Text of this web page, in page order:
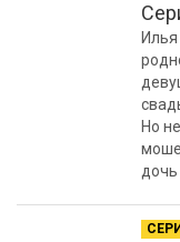
Но
дочь